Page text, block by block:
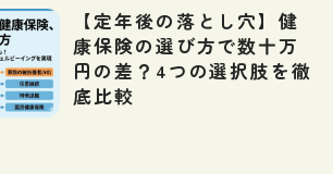
【定年後の落とし穴】健
康保険の選び方で数十万
円の差？4つの選択肢を徹
底比較